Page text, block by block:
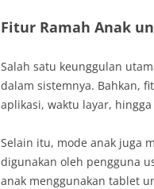
Fitur Ramah Anak
Salah satu keunggulan
dalam sistemnya. Bahkan,
aplikasi, waktu layar,
Selain itu, mode anak juga
digunakan oleh pengguna
anak menggunakan tablet